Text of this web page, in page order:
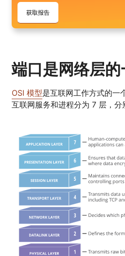
获取报告
端口是网络层的
OSI 模型是互联网工作方式的一
互联网服务和进程分为 7 层，分